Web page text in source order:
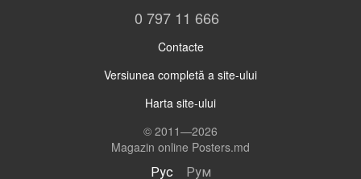
0 797 11 666
Contacte
Versiunea completă a site-ului
Harta site-ului
© 2011—2026
Magazin online Posters.md
Рус Рум